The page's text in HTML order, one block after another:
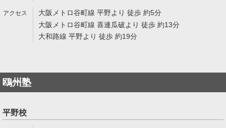
大阪メトロ谷町線 平野より 徒歩 約5分
大阪メトロ谷町線 喜連瓜破より 徒歩 約13分
大和路線 平野より 徒歩 約19分
鴎州塾
平野校